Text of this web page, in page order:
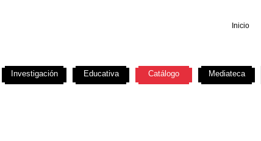
Inicio
Investigación Educativa Catálogo Mediateca